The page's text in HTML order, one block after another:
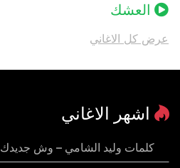
العشك
عرض كل الاغاني
اشهر الاغاني
كلمات وليد الشامي – وش جديدك